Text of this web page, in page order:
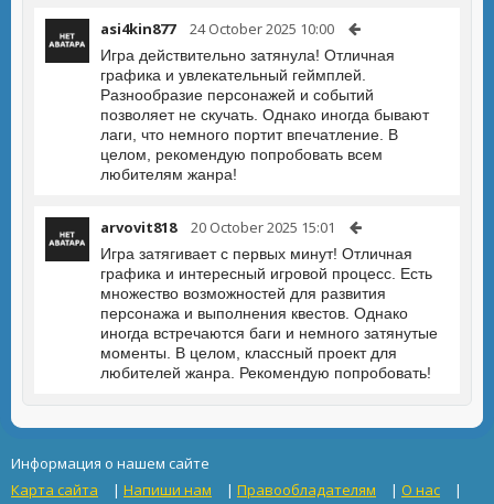
asi4kin877 24 October 2025 10:00
Игра действительно затянула! Отличная
графика и увлекательный геймплей.
Разнообразие персонажей и событий
позволяет не скучать. Однако иногда бывают
лаги, что немного портит впечатление. В
целом, рекомендую попробовать всем
любителям жанра!
arvovit818 20 October 2025 15:01
Игра затягивает с первых минут! Отличная
графика и интересный игровой процесс. Есть
множество возможностей для развития
персонажа и выполнения квестов. Однако
иногда встречаются баги и немного затянутые
моменты. В целом, классный проект для
любителей жанра. Рекомендую попробовать!
Информация о нашем сайте
Карта сайта
| Напиши нам | Правообладателям | О нас |